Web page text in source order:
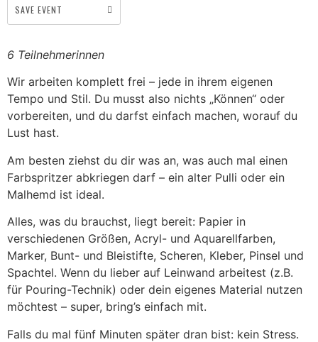
SAVE EVENT
6 Teilnehmerinnen
Wir arbeiten komplett frei – jede in ihrem eigenen
Tempo und Stil. Du musst also nichts „Können“ oder
vorbereiten, und du darfst einfach machen, worauf du
Lust hast.
Am besten ziehst du dir was an, was auch mal einen
Farbspritzer abkriegen darf – ein alter Pulli oder ein
Malhemd ist ideal.
Alles, was du brauchst, liegt bereit: Papier in
verschiedenen Größen, Acryl- und Aquarellfarben,
Marker, Bunt- und Bleistifte, Scheren, Kleber, Pinsel und
Spachtel. Wenn du lieber auf Leinwand arbeitest (z.B.
für Pouring-Technik) oder dein eigenes Material nutzen
möchtest – super, bring’s einfach mit.
Falls du mal fünf Minuten später dran bist: kein Stress.